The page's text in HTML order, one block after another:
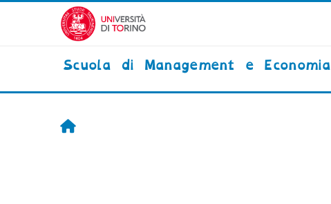
Vai al contenuto principale
Scuola di Management e Economia
Home